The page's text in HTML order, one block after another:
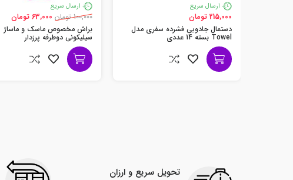
ارسال سریع
215,000 تومان
دستمال جادویی فشرده سفری مدل
Towel بسته 14 عددی
ارسال سریع
100,000 تومان
63,000 تومان
براش مخصوص ماسک و ماساژ
سیلیکونی دوطرفه پرزدار
تحویل سریع و ارزان